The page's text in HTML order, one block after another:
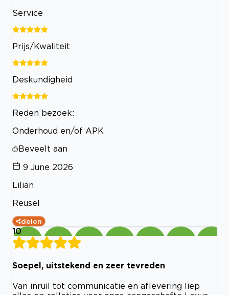
Service
Prijs/Kwaliteit
Deskundigheid
Reden bezoek:
Onderhoud en/of APK
Beveelt aan
9 June 2026
Lilian
Reusel
delen
10
Soepel, uitstekend en zeer tevreden
Van inruil tot communicatie en aflevering liep